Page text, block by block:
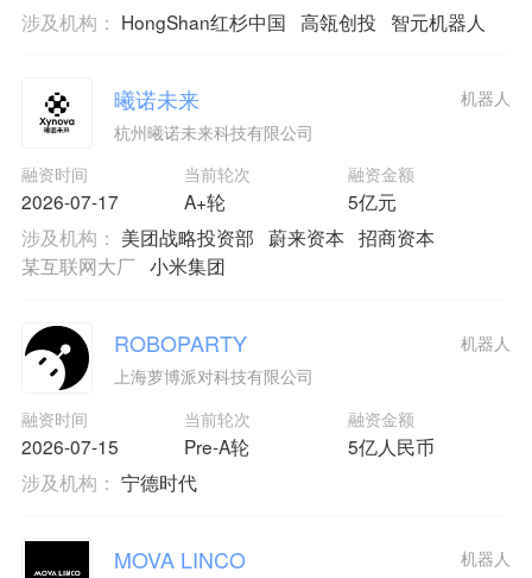
涉及机构： HongShan红杉中国 高瓴创投 智元机器人
曦诺未来
杭州曦诺未来科技有限公司
融资时间
2026-07-17
当前轮次
A+轮
融资金额
5亿元
机器人
涉及机构： 美团战略投资部 蔚来资本 招商资本
某互联网大厂 小米集团
ROBOPARTY
上海萝博派对科技有限公司
融资时间
2026-07-15
当前轮次
Pre-A轮
融资金额
5亿人民币
机器人
涉及机构： 宁德时代
MOVA LINCO 机器人